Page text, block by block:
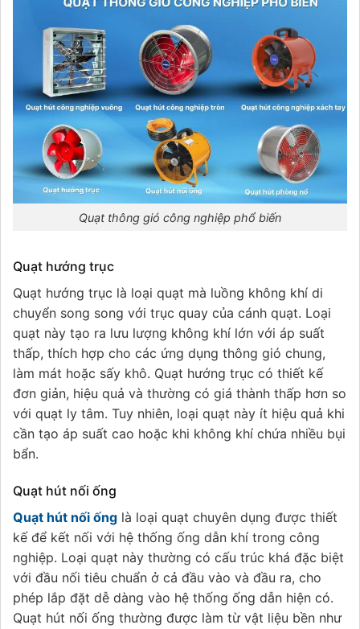
Quạt thông gió công nghiệp phổ biến
Quạt hướng trục
Quạt hướng trục là loại quạt mà luồng không khí di
chuyển song song với trục quay của cánh quạt. Loại
quạt này tạo ra lưu lượng không khí lớn với áp suất
thấp, thích hợp cho các ứng dụng thông gió chung,
làm mát hoặc sấy khô. Quạt hướng trục có thiết kế
đơn giản, hiệu quả và thường có giá thành thấp hơn so
với quạt ly tâm. Tuy nhiên, loại quạt này ít hiệu quả khi
cần tạo áp suất cao hoặc khi không khí chứa nhiều bụi
bẩn.
Quạt hút nối ống
Quạt hút nối ống là loại quạt chuyên dụng được thiết
kế để kết nối với hệ thống ống dẫn khí trong công
nghiệp. Loại quạt này thường có cấu trúc khá đặc biệt
với đầu nối tiêu chuẩn ở cả đầu vào và đầu ra, cho
phép lắp đặt dễ dàng vào hệ thống ống dẫn hiện có.
Quạt hút nối ống thường được làm từ vật liệu bền như